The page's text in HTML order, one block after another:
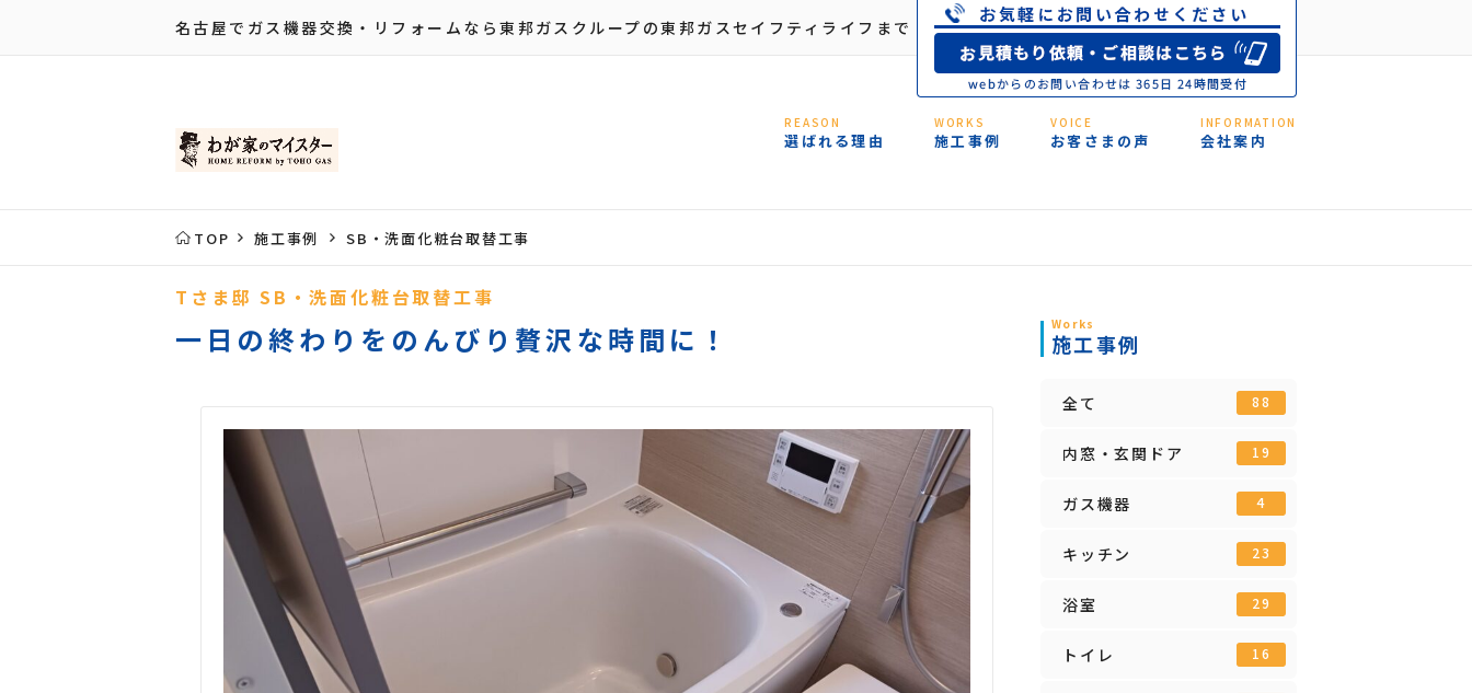
名古屋でガス機器交換・リフォームなら東邦ガスクループの東邦ガスセイフティライフまで
REASON
選ばれる理由
WORKS
施工事例
VOICE
お客さまの声
INFORMATION
会社案内
TOP 施工事例 SB・洗面化粧台取替工事
Tさま邸 SB・洗面化粧台取替工事
一日の終わりをのんびり贅沢な時間に！ Works
施工事例
全て 88
内窓・玄関ドア 19
ガス機器 4
キッチン 23
浴室 29
トイレ 16